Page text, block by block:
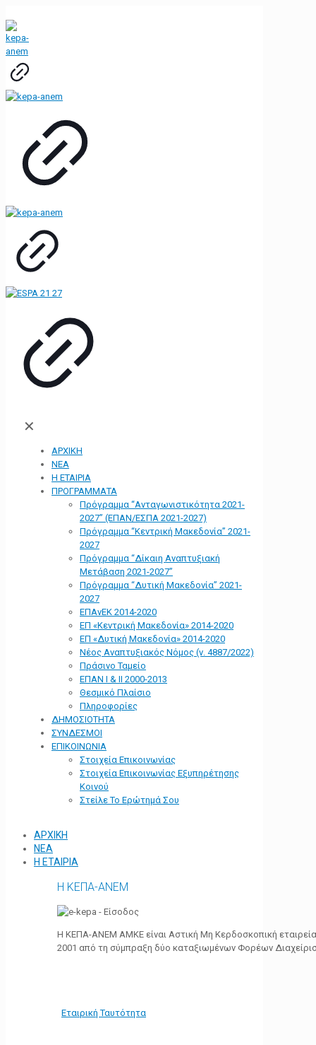
✕
ΑΡΧΙΚΗ
ΝΕΑ
Η ΕΤΑΙΡΙΑ
ΠΡΟΓΡΑΜΜΑΤΑ
Πρόγραμμα “Ανταγωνιστικότητα 2021-
2027” (ΕΠΑΝ/ΕΣΠΑ 2021-2027)
Πρόγραμμα “Κεντρική Μακεδονία” 2021-
2027
Πρόγραμμα “Δίκαιη Αναπτυξιακή
Μετάβαση 2021-2027”
Πρόγραμμα “Δυτική Μακεδονία” 2021-
2027
ΕΠΑνΕΚ 2014-2020
ΕΠ «Kεντρική Μακεδονία» 2014-2020
ΕΠ «Δυτική Μακεδονία» 2014-2020
Νέος Αναπτυξιακός Νόμος (ν. 4887/2022)
Πράσινο Ταμείο
ΕΠΑΝ Ι & ΙΙ 2000-2013
Θεσμικό Πλαίσιο
Πληροφορίες
ΔΗΜΟΣΙΟΤΗΤΑ
ΣΥΝΔΕΣΜΟΙ
ΕΠΙΚΟΙΝΩΝΙΑ
Στοιχεία Επικοινωνίας
Στοιχεία Επικοινωνίας Εξυπηρέτησης
Κοινού
Στείλε Το Ερώτημά Σου
ΑΡΧΙΚΗ
ΝΕΑ
Η ΕΤΑΙΡΙΑ
Η ΚΕΠΑ-ΑΝΕΜ
Η ΚΕΠΑ-ΑΝΕΜ ΑΜΚΕ είναι Αστική Μη Κερδοσκοπική
2001 από τη σύμπραξη δύο καταξιωμένων Φορέων
Εταιρική Ταυτότητα